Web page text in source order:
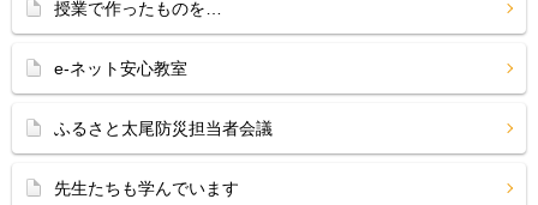
授業で作ったものを…
e-ネット安心教室
ふるさと太尾防災担当者会議
先生たちも学んでいます